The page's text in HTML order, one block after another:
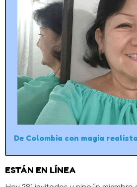
De Colombia con magia
ESTÁN EN LÍNEA